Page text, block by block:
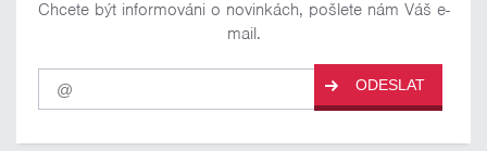
Chcete být informováni o novinkách, pošlete nám Váš e-
mail.
Pro
odběr
našich
ODESLAT